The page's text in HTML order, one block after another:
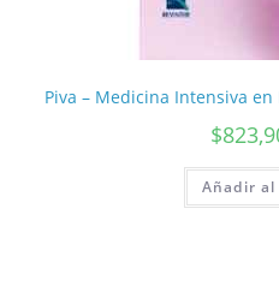
Piva – Medicina Intensiva
$
Añadir